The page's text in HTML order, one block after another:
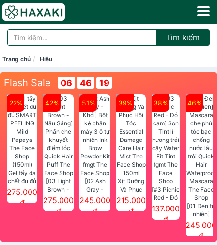
Tìm kiếm
Trang chủ Hiệu
Flash Sale 06 46 18
22%
Gel tẩy da
chết đu đủ
SMART
PEELING
275.000
đ
42%
[03 Light
Brown -
Nâu Sáng]
Phấn che
275.000
đ
51%
[02 Ash
Gray -
Khói] Bột
kẻ chân
245.000
đ
39%
Xịt Dưỡng
Và Phục
Hồi Tóc
Essential
215.000
đ
38%
[#3 Picnic
Red - Đỏ
cam] Son
137.000
đ
46%
[01 Đen tự
nhiên]
Mascara
che phủ
245.000
đ